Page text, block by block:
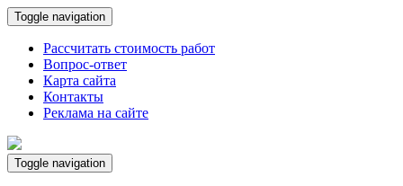
Toggle navigation
Рассчитать стоимость работ
Вопрос-ответ
Карта сайта
Контакты
Реклама на сайте
Toggle navigation